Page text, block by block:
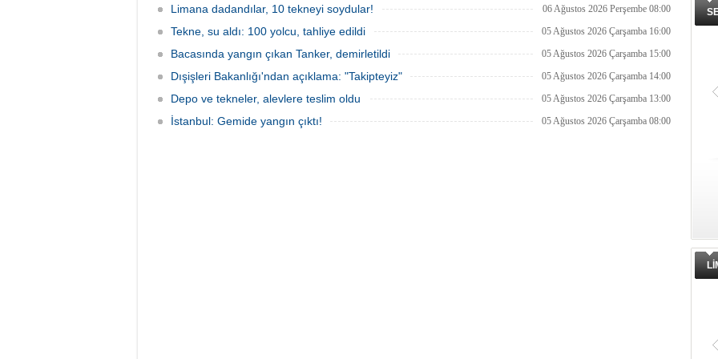
Limana dadandılar, 10 tekneyi soydular! 06 Ağustos 2026 Perşembe 08:00
Tekne, su aldı: 100 yolcu, tahliye edildi 05 Ağustos 2026 Çarşamba 16:00
Bacasında yangın çıkan Tanker, demirletildi 05 Ağustos 2026 Çarşamba 15:00
Dışişleri Bakanlığı'ndan açıklama: "Takipteyiz" 05 Ağustos 2026 Çarşamba 14:00
Depo ve tekneler, alevlere teslim oldu 05 Ağustos 2026 Çarşamba 13:00
İstanbul: Gemide yangın çıktı! 05 Ağustos 2026 Çarşamba 08:00